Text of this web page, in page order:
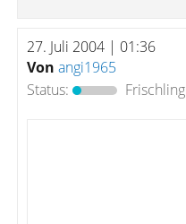
27. Juli 2004 | 01:36
Von angi1965
Status:
Frischling